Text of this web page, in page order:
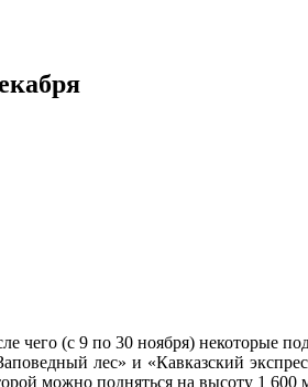
чего (с 9 по 30 ноября) некоторые
лес» и «Кавказский
можно подняться на высоту 1 600